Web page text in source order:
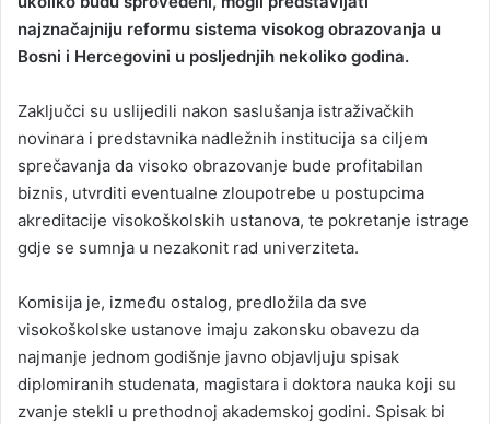
najznačajniju reformu sistema visokog obrazovanja u
Bosni i Hercegovini u posljednjih nekoliko godina.
Zaključci su uslijedili nakon saslušanja istraživačkih
novinara i predstavnika nadležnih institucija sa ciljem
sprečavanja da visoko obrazovanje bude profitabilan
biznis, utvrditi eventualne zloupotrebe u postupcima
akreditacije visokoškolskih ustanova, te pokretanje istrage
gdje se sumnja u nezakonit rad univerziteta.
Komisija je, između ostalog, predložila da sve
visokoškolske ustanove imaju zakonsku obavezu da
najmanje jednom godišnje javno objavljuju spisak
diplomiranih studenata, magistara i doktora nauka koji su
zvanje stekli u prethodnoj akademskoj godini. Spisak bi